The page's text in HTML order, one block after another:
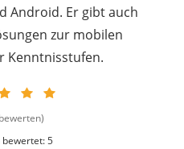
Android. Er gibt auch
zur mobilen
Kenntnisstufen.
5